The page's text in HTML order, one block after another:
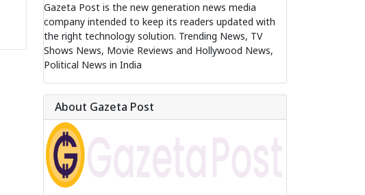
Gazeta Post is the new generation news media
company intended to keep its readers updated with
the right technology solution. Trending News, TV
Shows News, Movie Reviews and Hollywood News,
Political News in India
About Gazeta Post